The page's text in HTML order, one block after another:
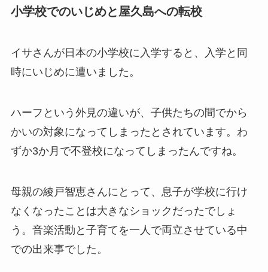
小学校でのいじめと屋久島への転校
イサさんが日本の小学校に入学すると、入学と同
時にいじめに遭いました。
ハーフという外見の違いが、子供たちの間でから
かいの対象になってしまったとされています。わ
ずか3か月で不登校になってしまったんですね。
母親の綾戸智恵さんにとって、息子が学校に行け
なくなったことは大きなショックだったでしょ
う。音楽活動と子育てを一人で両立させている中
での出来事でした。